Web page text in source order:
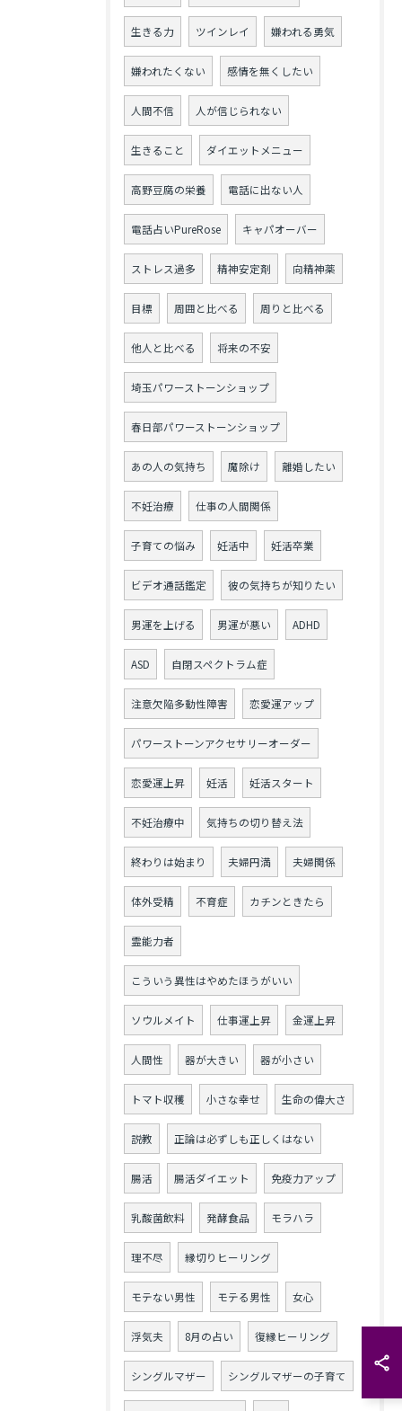
生きる力 ツインレイ 嫌われる勇気
嫌われたくない 感情を無くしたい
人間不信 人が信じられない
生きること ダイエットメニュー
高野豆腐の栄養 電話に出ない人
電話占いPureRose キャパオーバー
ストレス過多 精神安定剤 向精神薬
目標 周囲と比べる 周りと比べる
他人と比べる 将来の不安
埼玉パワーストーンショップ
春日部パワーストーンショップ
あの人の気持ち 魔除け 離婚したい
不妊治療 仕事の人間関係
子育ての悩み 妊活中 妊活卒業
ビデオ通話鑑定 彼の気持ちが知りたい
男運を上げる 男運が悪い ADHD
ASD 自閉スペクトラム症
注意欠陥多動性障害 恋愛運アップ
パワーストーンアクセサリーオーダー
恋愛運上昇 妊活 妊活スタート
不妊治療中 気持ちの切り替え法
終わりは始まり 夫婦円満 夫婦関係
体外受精 不育症 カチンときたら
霊能力者
こういう異性はやめたほうがいい
ソウルメイト 仕事運上昇 金運上昇
人間性 器が大きい 器が小さい
トマト収穫 小さな幸せ 生命の偉大さ
説教 正論は必ずしも正しくはない
腸活 腸活ダイエット 免疫力アップ
乳酸菌飲料 発酵食品 モラハラ
理不尽 縁切りヒーリング
モテない男性 モテる男性 女心
浮気夫 8月の占い 復縁ヒーリング
シングルマザー シングルマザーの子育て